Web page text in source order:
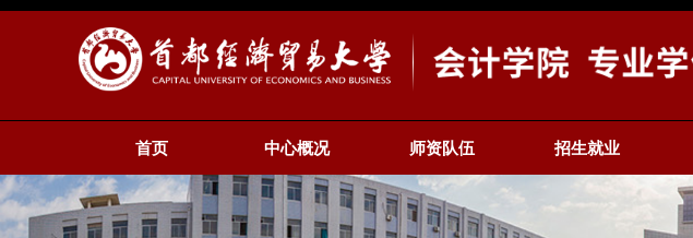
首页 中心概况 师资队伍 招生就业